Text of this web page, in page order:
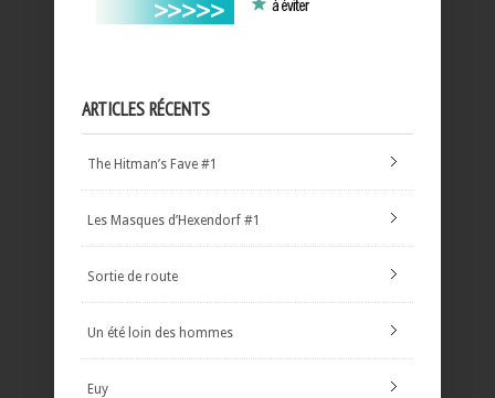
ARTICLES RÉCENTS
The Hitman’s Fave #1
Les Masques d’Hexendorf #1
Sortie de route
Un été loin des hommes
Euy